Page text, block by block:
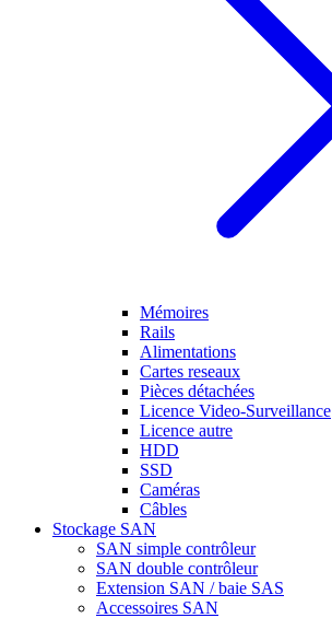
Mémoires
Rails
Alimentations
Cartes reseaux
Pièces détachées
Licence Video-Surveillance
Licence autre
HDD
SSD
Caméras
Câbles
Stockage SAN
SAN simple contrôleur
SAN double contrôleur
Extension SAN / baie SAS
Accessoires SAN